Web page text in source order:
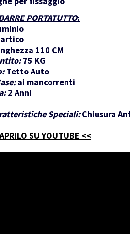
PORTATUTTO:
110 CM
75 KG
Tetto Auto
ai mancorrenti
2 Anni
Speciali: Chiusura
SU YOUTUBE <<